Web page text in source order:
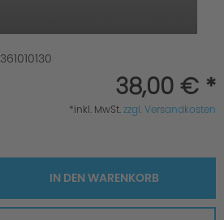
361010130
38,00 € *
*inkl. MwSt.zzgl. Versandkosten
IN DENWARENKORB